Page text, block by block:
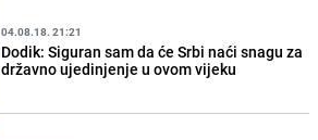
04.08.18. 21:21
Dodik: Siguran sam da će Srbi naći snagu za
državno ujedinjenje u ovom vijeku